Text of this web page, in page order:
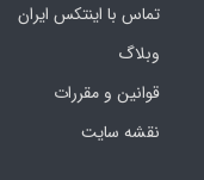
تماس با اینتکس ایران
وبلاگ
قوانین و مقررات
نقشه سایت